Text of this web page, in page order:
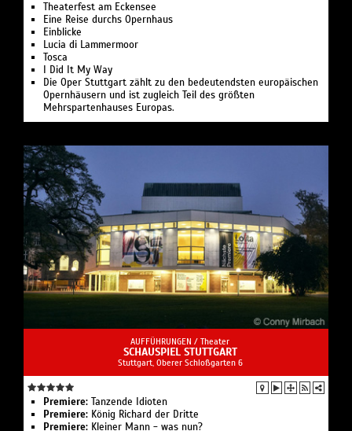
Theaterfest am Eckensee
Eine Reise durchs Opernhaus
Einblicke
Lucia di Lammermoor
Tosca
I Did It My Way
Die Oper Stuttgart zählt zu den bedeutendsten europäischen
Opernhäusern und ist zugleich Teil des größten
Mehrspartenhauses Europas.
AUFFÜHRUNGEN / Theater
SCHAUSPIEL STUTTGART
Stuttgart, Oberer Schloßgarten 6
Premiere: Tanzende Idioten
Premiere: König Richard der Dritte
Premiere: Kleiner Mann - was nun?